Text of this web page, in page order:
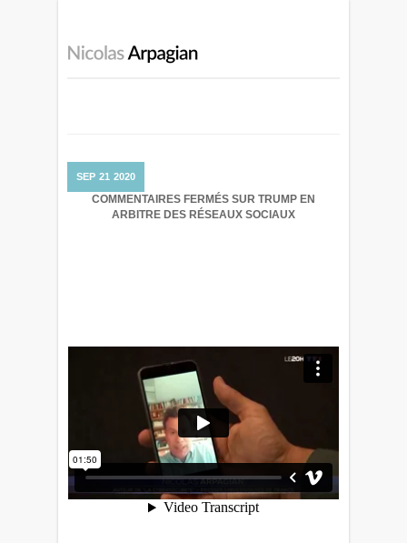
SEP 21 2020
COMMENTAIRES FERMÉS SUR TRUMP EN
ARBITRE DES RÉSEAUX SOCIAUX